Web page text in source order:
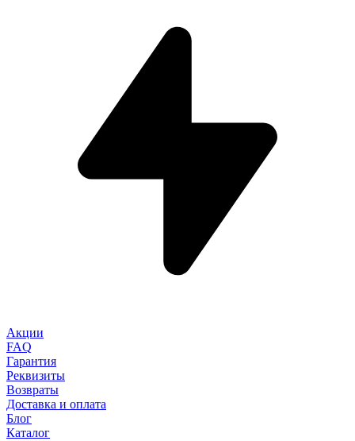
Акции
FAQ
Гарантия
Реквизиты
Возвраты
Доставка и оплата
Блог
Каталог